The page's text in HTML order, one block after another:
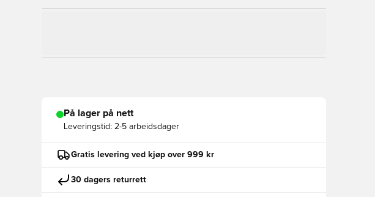
På lager på nett
Leveringstid: 2-5 arbeidsdager
Gratis levering ved kjøp over 999 kr
30 dagers returrett